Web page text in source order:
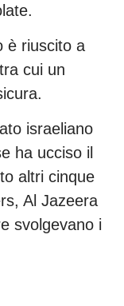
è riuscito a
cui un
israeliano
ha ucciso il
altri cinque
Al Jazeera
svolgevano i